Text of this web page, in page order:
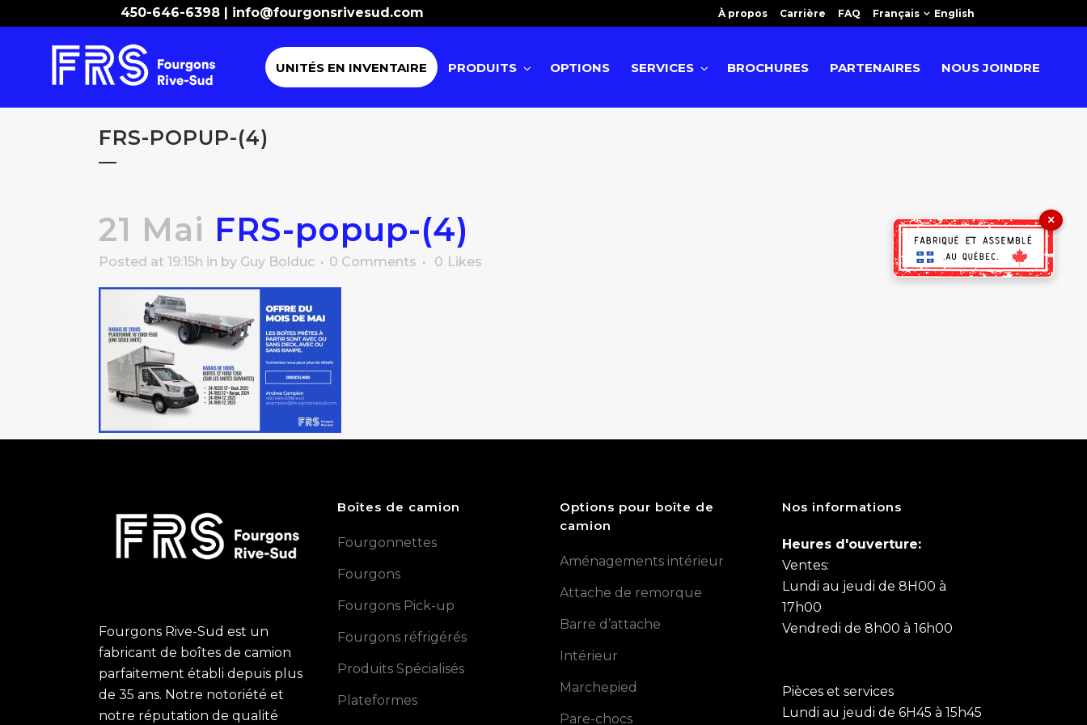
450-646-6398 | info@fourgonsrivesud.com À propos Carrière FAQ Français English
UNITÉS EN INVENTAIRE PRODUITS OPTIONS SERVICES BROCHURES PARTENAIRES NOUS JOINDRE
FRS-POPUP-(4)
21 Mai FRS-popup-(4)
Posted at 19:15h in by Guy Bolduc 0 Comments 0 Likes
Fourgons Rive-Sud est un
fabricant de boîtes de camion
parfaitement établi depuis plus
de 35 ans. Notre notoriété et
notre réputation de qualité
Boîtes de camion
Fourgonnettes
Fourgons
Fourgons Pick-up
Fourgons réfrigérés
Produits Spécialisés
Plateformes
Options pour boîte de
camion
Aménagements intérieur
Attache de remorque
Barre d’attache
Intérieur
Marchepied
Pare-chocs
Nos informations
Heures d'ouverture:
Ventes:
Lundi au jeudi de 8H00 à
17h00
Vendredi de 8h00 à 16h00
Pièces et services
Lundi au jeudi de 6H45 à 15h45
×